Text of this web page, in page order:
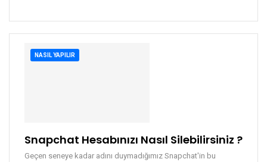
NASIL YAPILIR
Snapchat Hesabınızı Nasıl Silebilirsiniz ?
Geçen seneye kadar adını duymadığımız Snapchat'in bu